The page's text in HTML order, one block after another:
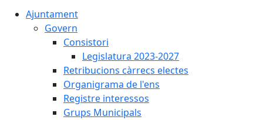
Ajuntament
Govern
Consistori
Legislatura 2023-2027
Retribucions càrrecs electes
Organigrama de l'ens
Registre interessos
Grups Municipals